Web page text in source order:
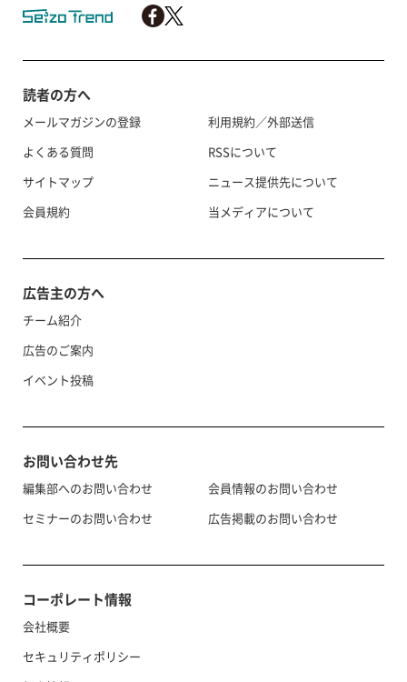
読者の方へ
メールマガジンの登録
よくある質問
サイトマップ
会員規約
利用規約／外部送信
RSSについて
ニュース提供先について
当メディアについて
広告主の方へ
チーム紹介
広告のご案内
イベント投稿
お問い合わせ先
編集部へのお問い合わせ
セミナーのお問い合わせ
会員情報のお問い合わせ
広告掲載のお問い合わせ
コーポレート情報
会社概要
セキュリティポリシー